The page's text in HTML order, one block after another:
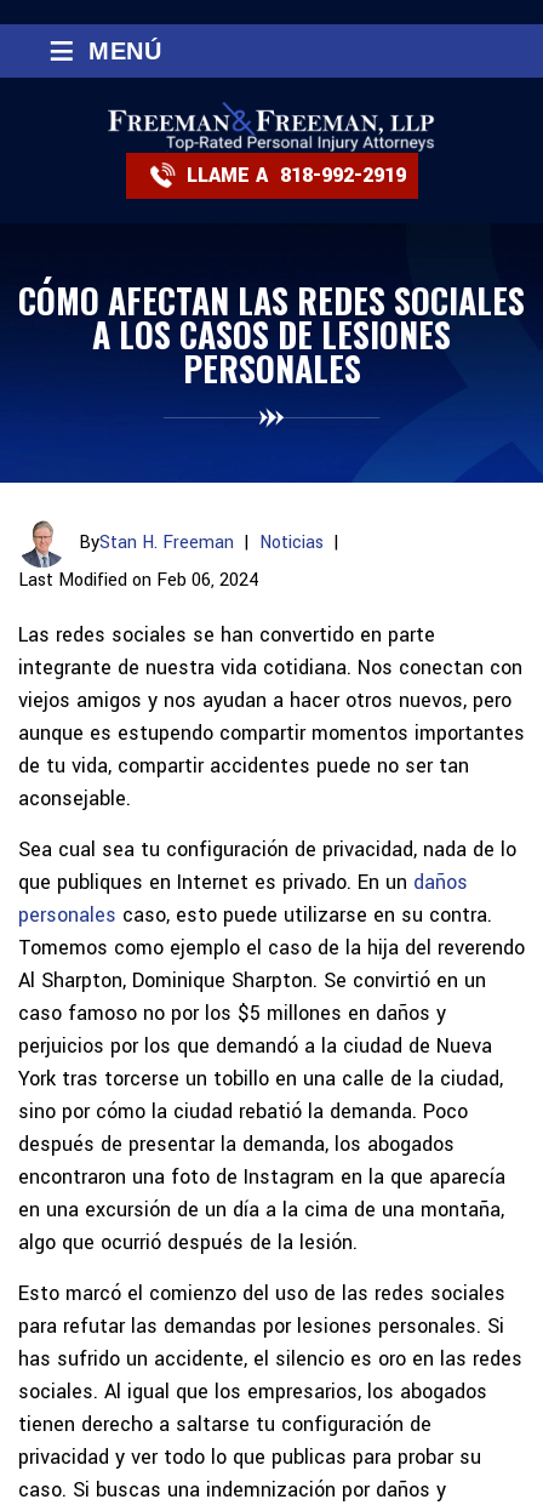
LLAME A 818-992-2919
≡ MENÚ
CÓMO AFECTAN LAS REDES SOCIALES
A LOS CASOS DE LESIONES
PERSONALES
ByStan H. Freeman | Noticias |
Last Modified on Feb 06, 2024
Las redes sociales se han convertido en parte
integrante de nuestra vida cotidiana. Nos conectan con
viejos amigos y nos ayudan a hacer otros nuevos, pero
aunque es estupendo compartir momentos importantes
de tu vida, compartir accidentes puede no ser tan
aconsejable.
Sea cual sea tu configuración de privacidad, nada de lo
que publiques en Internet es privado. En un daños
personales caso, esto puede utilizarse en su contra.
Tomemos como ejemplo el caso de la hija del reverendo
Al Sharpton, Dominique Sharpton. Se convirtió en un
caso famoso no por los $5 millones en daños y
perjuicios por los que demandó a la ciudad de Nueva
York tras torcerse un tobillo en una calle de la ciudad,
sino por cómo la ciudad rebatió la demanda. Poco
después de presentar la demanda, los abogados
encontraron una foto de Instagram en la que aparecía
en una excursión de un día a la cima de una montaña,
algo que ocurrió después de la lesión.
Esto marcó el comienzo del uso de las redes sociales
para refutar las demandas por lesiones personales. Si
has sufrido un accidente, el silencio es oro en las redes
sociales. Al igual que los empresarios, los abogados
tienen derecho a saltarse tu configuración de
privacidad y ver todo lo que publicas para probar su
caso. Si buscas una indemnización por daños y